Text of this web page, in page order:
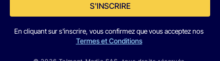
S'INSCRIRE
En cliquant sur s'inscrire, vous confirmez que vous acceptez nos
Termes et Conditions